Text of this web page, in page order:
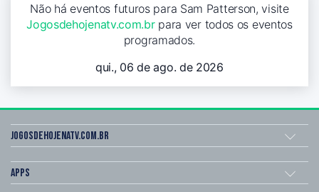
Não há eventos futuros para Sam Patterson, visite
Jogosdehojenatv.com.brpara ver todos os eventos
programados.
qui., 06 de ago. de 2026
Jogosdehojenatv.com.br
Apps